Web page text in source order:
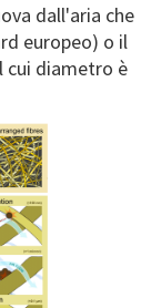
dall'aria che
europeo) o il
cui diametro è